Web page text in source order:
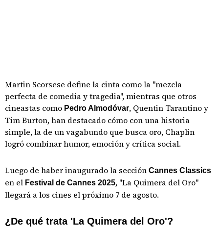
Martin Scorsese define la cinta como la "mezcla
perfecta de comedia y tragedia", mientras que otros
cineastas como Pedro Almodóvar, Quentin Tarantino y
Tim Burton, han destacado cómo con una historia
simple, la de un vagabundo que busca oro, Chaplin
logró combinar humor, emoción y crítica social.
Luego de haber inaugurado la sección Cannes Classics
en el Festival de Cannes 2025, "La Quimera del Oro"
llegará a los cines el próximo 7 de agosto.
¿De qué trata 'La Quimera del Oro'?